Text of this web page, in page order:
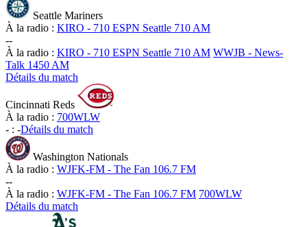
Seattle Mariners
À la radio : KIRO - 710 ESPN Seattle 710 AM
--
À la radio : KIRO - 710 ESPN Seattle 710 AM WWJB - News-
Talk 1450 AM
Détails du match
Cincinnati Reds
À la radio : 700WLW
- : -Détails du match
Washington Nationals
À la radio : WJFK-FM - The Fan 106.7 FM
--
À la radio : WJFK-FM - The Fan 106.7 FM 700WLW
Détails du match